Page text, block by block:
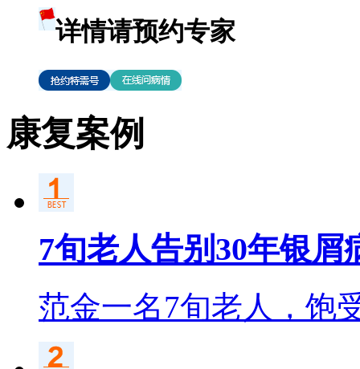
详情请预约专家
康复案例
7旬老人告别30年银屑
范金一名7旬老人，饱